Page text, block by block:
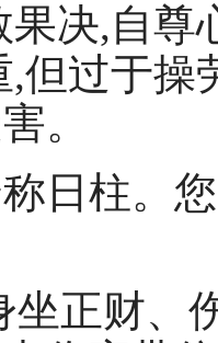
决,自尊
但过于操
。
日柱。
正财、